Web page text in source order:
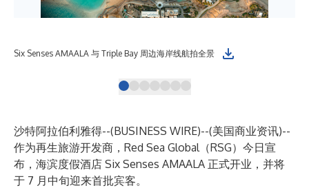
Six Senses AMAALA 与 Triple Bay 周边海岸线航拍全景
沙特阿拉伯利雅得--(BUSINESS WIRE)--(美国商业资讯)--
作为再生旅游开发商，Red Sea Global（RSG）今日宣
布，海滨度假酒店 Six Senses AMAALA 正式开业，并将
于 7 月中旬迎来首批宾客。